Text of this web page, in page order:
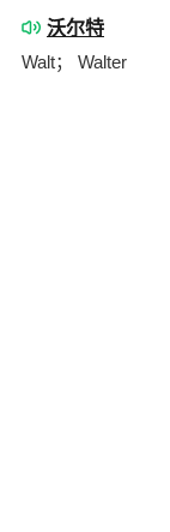
沃尔特
Walt； Walter